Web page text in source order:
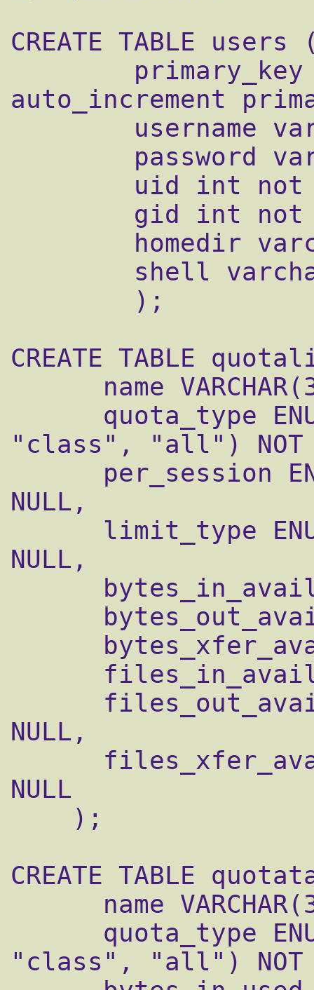
CREATE TABLE users
auto_increment
CREATE TABLE
"class", "all") NOT
NULL,
NULL,
NULL,
NULL
CREATE TABLE
"class", "all") NOT